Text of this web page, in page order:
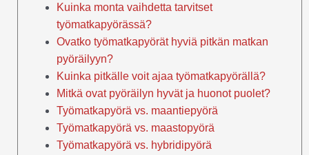
Kuinka monta vaihdetta tarvitset
työmatkapyörässä?
Ovatko työmatkapyörät hyviä pitkän matkan
pyöräilyyn?
Kuinka pitkälle voit ajaa työmatkapyörällä?
Mitkä ovat pyöräilyn hyvät ja huonot puolet?
Työmatkapyörä vs. maantiepyörä
Työmatkapyörä vs. maastopyörä
Työmatkapyörä vs. hybridipyörä